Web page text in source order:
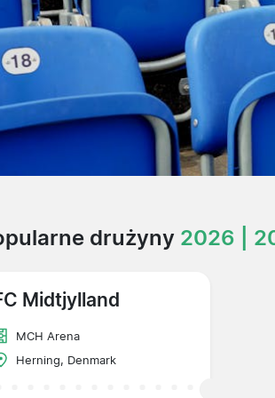
drużyny 2026 |
Midtjylland
MCH Arena
Herning, Denmark